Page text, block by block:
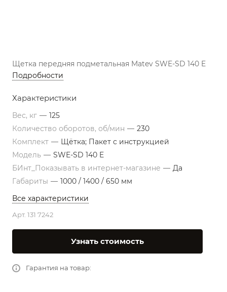
Щетка передняя подметальная Matev SWE-SD 140 E
Подробности
Характеристики
Вес, кг — 125
Количество оборотов, об/мин — 230
Комплект — Щётка; Пакет с инструкцией
Модель — SWE-SD 140 E
БИнт_Показывать в интернет-магазине — Да
Габариты — 1000 / 1400 / 650 мм
Все характеристики
Арт. 131 7242
Узнать стоимость
Гарантия на товар: